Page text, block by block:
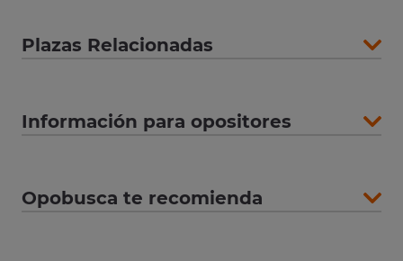
Plazas Relacionadas
Información para opositores
Opobusca te recomienda